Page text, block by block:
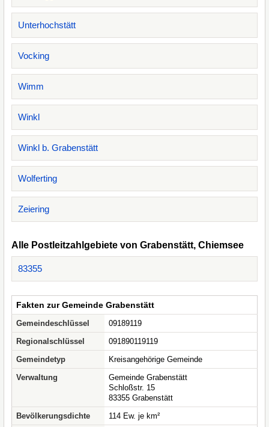
Unterhochstätt
Vocking
Wimm
Winkl
Winkl b. Grabenstätt
Wolferting
Zeiering
Alle Postleitzahlgebiete von Grabenstätt, Chiemsee
83355
Fakten zur Gemeinde Grabenstätt
Gemeindeschlüssel
09189119
Regionalschlüssel
091890119119
Gemeindetyp
Kreisangehörige Gemeinde
Verwaltung
Gemeinde Grabenstätt
Schloßstr. 15
83355 Grabenstätt
Bevölkerungsdichte
114 Ew. je km²